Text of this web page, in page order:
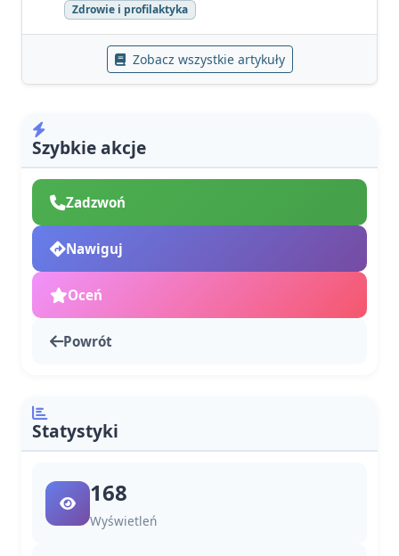
Zdrowie i profilaktyka
Zobacz wszystkie artykuły
Szybkie akcje
Zadzwoń
Nawiguj
Oceń
Powrót
Statystyki
168
Wyświetleń